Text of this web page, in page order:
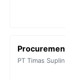
PT Timas